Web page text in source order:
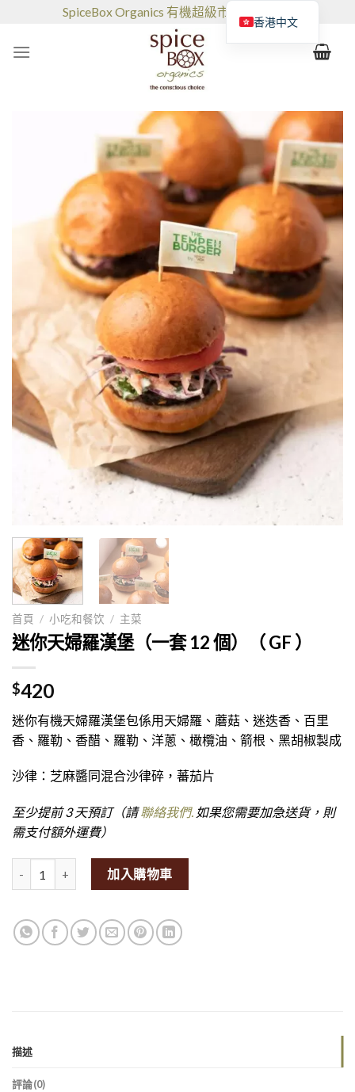
SpiceBox Organics 有機超級市場和咖啡館
首頁 / 小吃和餐饮 / 主菜
迷你天婦羅漢堡（一套 12 個）（ GF ）
$420
迷你有機天婦羅漢堡包係用天婦羅、蘑菇、迷迭香、百里
香、羅勒、香醋、羅勒、洋蔥、橄欖油、箭根、黑胡椒製成
沙律：芝麻醬同混合沙律碎，蕃茄片
至少提前 3 天預訂（請聯絡我們. 如果您需要加急送貨，則
需支付額外運費）
Mini Tempeh Burgers (Set of 12) (GF)量
加入購物車
描述
評論(0)
香港中文